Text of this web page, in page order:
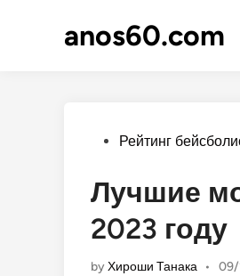
anos60.com
PostedРейтинг
Лучшие
2023 году
byХироши Танака • 09/